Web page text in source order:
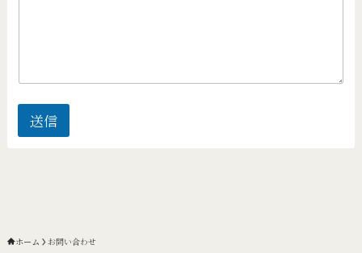
送信
ホーム お問い合わせ